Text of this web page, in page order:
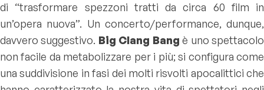
di “trasformare spezzoni tratti da circa 60 film in
un’opera nuova”. Un concerto/performance, dunque,
davvero suggestivo. Big Clang Bang è uno spettacolo
non facile da metabolizzare per i più; si configura come
una suddivisione in fasi dei molti risvolti apocalittici che